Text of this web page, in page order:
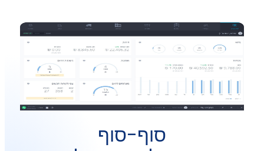
סוף-סוף